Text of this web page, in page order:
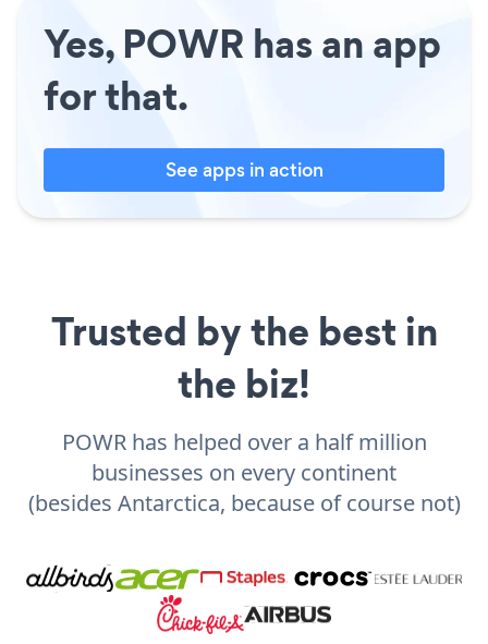
Yes, POWR has an app
for that.
See apps in action
Trusted by the best in
the biz!
POWR has helped over a half million
businesses on every continent
(besides Antarctica, because of course not)